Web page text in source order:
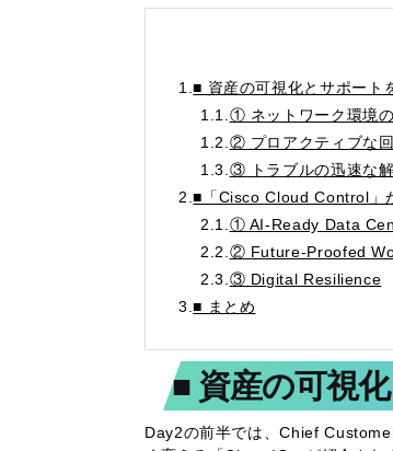
1.■ 資産の可視化とサポート
1.1. ① ネットワーク環境
1.2. ② プロアクティブな
1.3. ③ トラブルの迅速な
2.■「Cisco Cloud Control」
2.1. ① AI-Ready Data
2.2. ② Future-Proofed
2.3. ③ Digital Resilience
3.■ まとめ
■ 資産の可視
Day2の前半では、Chief